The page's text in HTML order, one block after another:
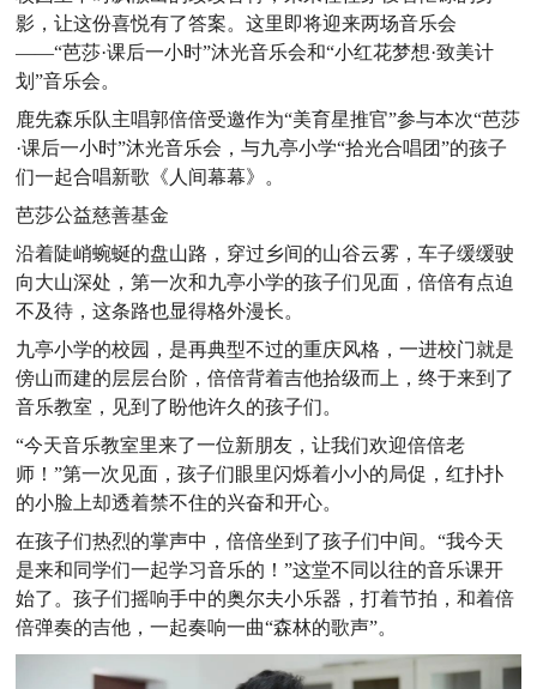
影，让这份喜悦有了答案。这里即将迎来两场音乐会
——“芭莎·课后一小时”沐光音乐会和“小红花梦想·致美计
划”音乐会。
鹿先森乐队主唱郭倍倍受邀作为“美育星推官”参与本次“芭莎
·课后一小时”沐光音乐会，与九亭小学“拾光合唱团”的孩子
们一起合唱新歌《人间幕幕》。
芭莎公益慈善基金
沿着陡峭蜿蜒的盘山路，穿过乡间的山谷云雾，车子缓缓驶
向大山深处，第一次和九亭小学的孩子们见面，倍倍有点迫
不及待，这条路也显得格外漫长。
九亭小学的校园，是再典型不过的重庆风格，一进校门就是
傍山而建的层层台阶，倍倍背着吉他拾级而上，终于来到了
音乐教室，见到了盼他许久的孩子们。
“今天音乐教室里来了一位新朋友，让我们欢迎倍倍老
师！”第一次见面，孩子们眼里闪烁着小小的局促，红扑扑
的小脸上却透着禁不住的兴奋和开心。
在孩子们热烈的掌声中，倍倍坐到了孩子们中间。“我今天
是来和同学们一起学习音乐的！”这堂不同以往的音乐课开
始了。孩子们摇响手中的奥尔夫小乐器，打着节拍，和着倍
倍弹奏的吉他，一起奏响一曲“森林的歌声”。